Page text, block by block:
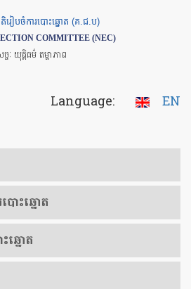
តិរៀបចំការបោះឆ្នោត (គ.ជ.ប)
COMMITTEE (NEC)
ចៈ យុត្តិធម៌ តម្លាភាព
Language: EN
បោះឆ្នោត
ឆ្នោត